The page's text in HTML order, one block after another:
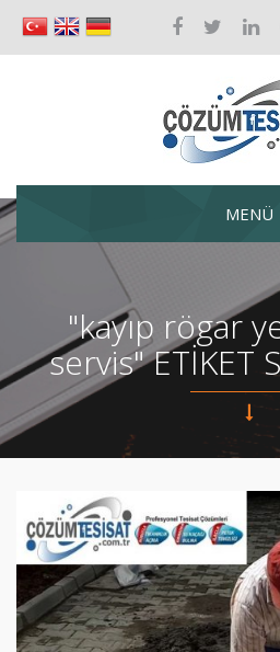
MENÜ
"kayıp rögar
servis" ETİKET